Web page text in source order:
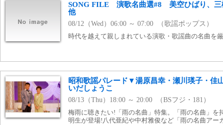
SONG FILE 演歌名曲選#8 美空ひばり、三
他
08/12（Wed）06:00 ～ 07:00 （歌謡ポップス）
時代を越えて親しまれている演歌・歌謡曲の名曲を
昭和歌謡パレード▼湯原昌幸・瀬川瑛子・佳
いだしょうこ
08/13（Thu）18:00 ～ 20:00 （BSフジ・181）
梅雨に聴きたい!「雨の名曲」特集。「雨の名曲」を
明生が登場!八代亜紀や中村雅俊など「雨の名曲アー